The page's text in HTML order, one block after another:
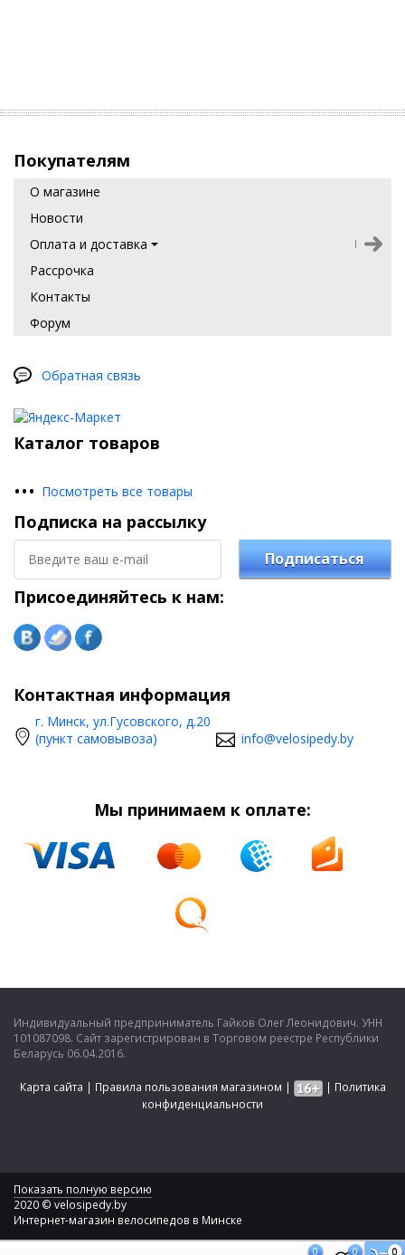
0
0 0
Покупателям
О магазине
Новости
Оплата и доставка
Рассрочка
Контакты
Форум
Обратная связь
Каталог товаров
••• Посмотреть все товары
Подписка на рассылку
Подписаться
Присоединяйтесь к нам:
Контактная информация
г. Минск, ул.Гусовского, д.20
(пункт самовывоза)
info@velosipedy.by
Мы принимаем к оплате:
Индивидуальный предприниматель Гайков Олег Леонидович. УНН
101087098. Сайт зарегистрирован в Торговом реестре Республики
Беларусь 06.04.2016.
Карта сайта | Правила пользования магазином | | Политика
конфиденциальности
Показать полную версию
2020 © velosipedy.by
Интернет-магазин велосипедов в Минске